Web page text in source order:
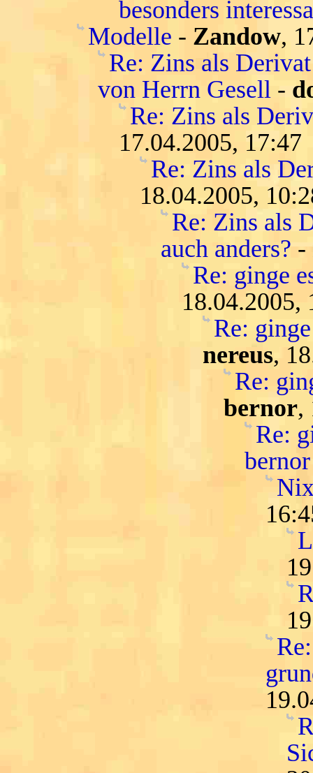
besonders
Modelle - Zandow,
Re: Zins als
von Herrn Gesell -
Re: Zins als
17.04.2005, 17:47
Re: Zins als
18.04.2005,
Re: Zins als
auch anders? -
Re: ginge
18.04.2005,
Re:
nereus,
Re:
bernor,
Re:
bernor